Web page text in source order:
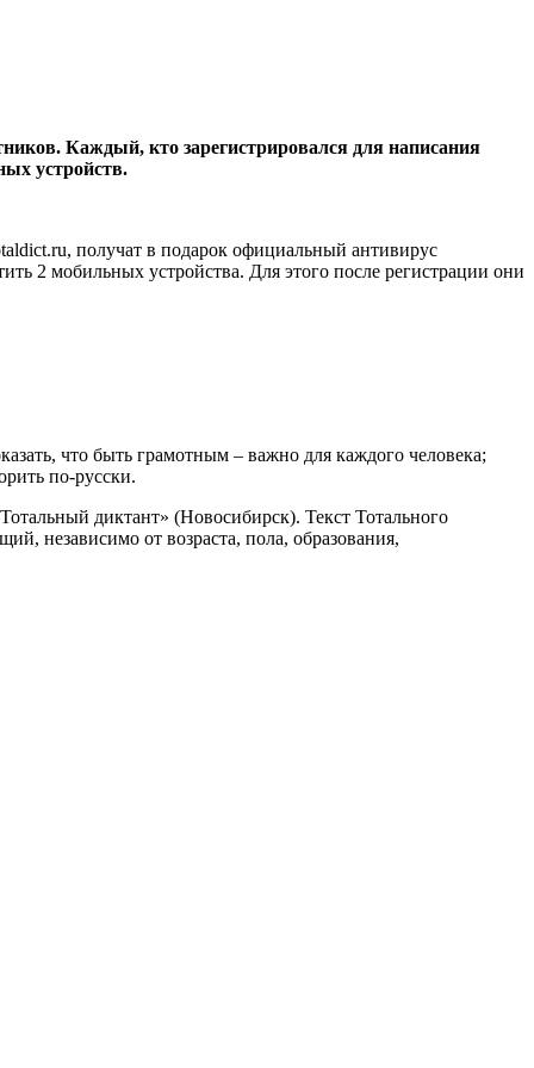
Каждый, кто зарегистрировался для написания
устройств.
получат в подарок официальный антивирус
2 мобильных устройства. Для этого после регистрации они
что быть грамотным – важно для каждого человека;
по-русски.
диктант» (Новосибирск). Текст Тотального
независимо от возраста, пола, образования,